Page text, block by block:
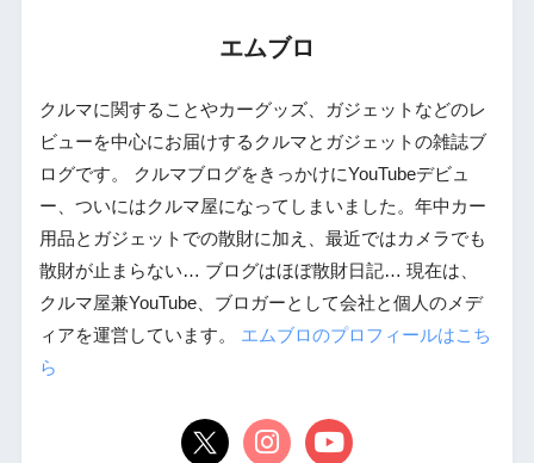
エムブロ
クルマに関することやカーグッズ、ガジェットなどのレ
ビューを中心にお届けするクルマとガジェットの雑誌ブ
ログです。 クルマブログをきっかけにYouTubeデビュ
ー、ついにはクルマ屋になってしまいました。年中カー
用品とガジェットでの散財に加え、最近ではカメラでも
散財が止まらない… ブログはほぼ散財日記… 現在は、
クルマ屋兼YouTube、ブロガーとして会社と個人のメデ
ィアを運営しています。 エムブロのプロフィールはこち
ら